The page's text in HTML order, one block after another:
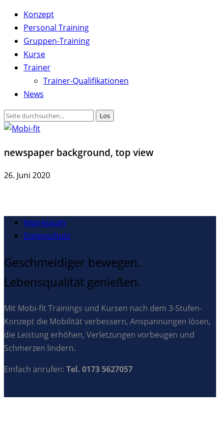
Konzept
Personal Training
Gruppen-Training
Kurse
Trainer
Trainer-Qualifikationen
News
newspaper background, top view
26. Juni 2020
Impressum
Datenschutz
Geschmeidiger bewegen.
Lebensqualität genießen.
Mit Mobi-fit Trainings und Kursen nach dem 3-Stufen-
Konzept die Mobilität verbessern, Anspannungen lösen,
die Leistung erhöhen, Verletzungen vorbeugen und
Schmerzen lindern.
Einfach anrufen: Tel. 0173 5627057